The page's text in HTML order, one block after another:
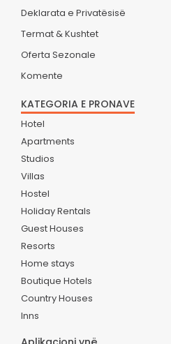
Deklarata e Privatësisë
Termat & Kushtet
Oferta Sezonale
Komente
KATEGORIA E PRONAVE
Hotel
Apartments
Studios
Villas
Hostel
Holiday Rentals
Guest Houses
Resorts
Home stays
Boutique Hotels
Country Houses
Inns